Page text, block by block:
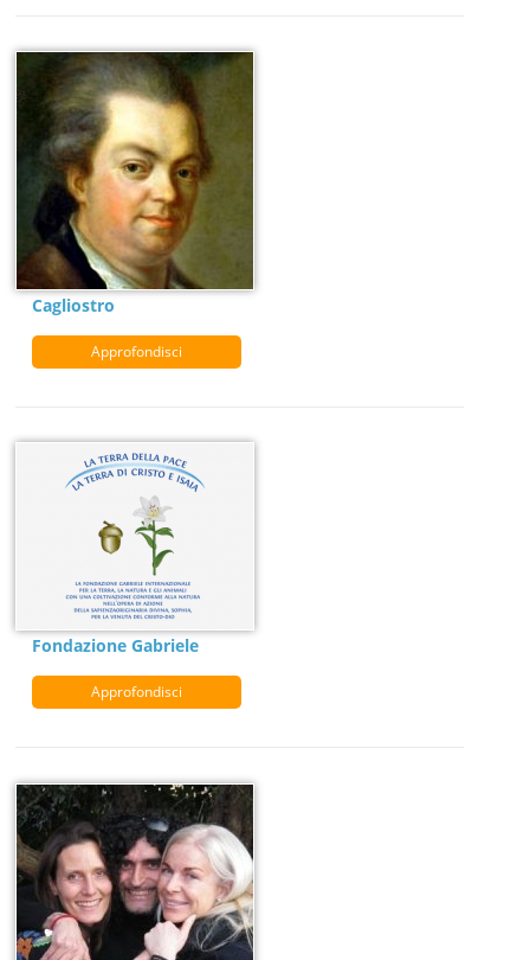
Cagliostro
Approfondisci
Fondazione Gabriele
Approfondisci